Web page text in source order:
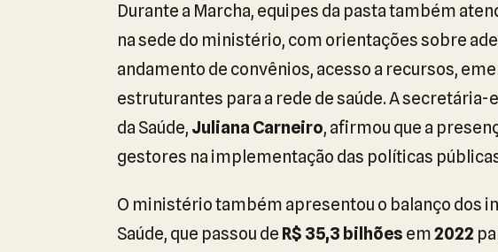
Durante a Marcha, equipes da pasta também
na sede do ministério, com orientações sobre
andamento de convênios, acesso a recursos,
estruturantes para a rede de saúde. A
da Saúde, Juliana Carneiro, afirmou que a
gestores na implementação das políticas
O ministério também apresentou o balanço dos
Saúde, que passou de R$ 35,3 bilhões em2022